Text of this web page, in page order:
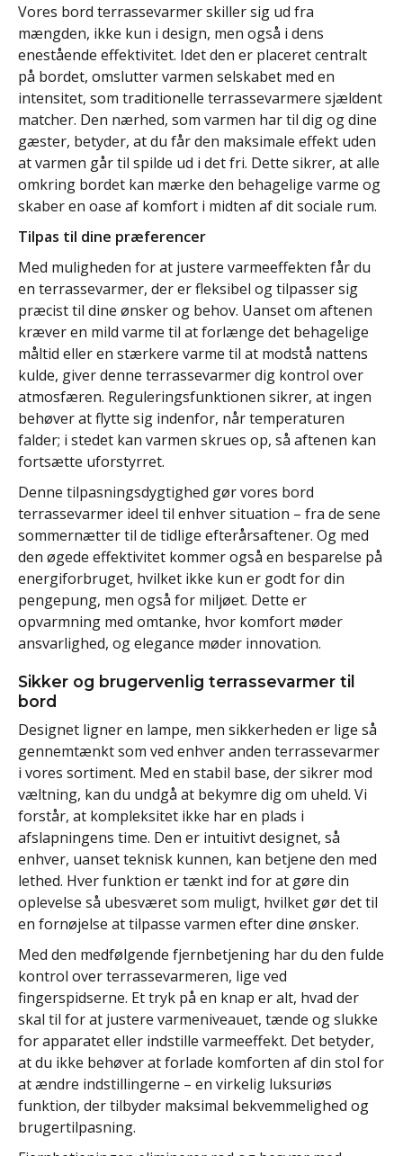
Vores bord terrassevarmer skiller sig ud fra
mængden, ikke kun i design, men også i dens
enestående effektivitet. Idet den er placeret centralt
på bordet, omslutter varmen selskabet med en
intensitet, som traditionelle terrassevarmere sjældent
matcher. Den nærhed, som varmen har til dig og dine
gæster, betyder, at du får den maksimale effekt uden
at varmen går til spilde ud i det fri. Dette sikrer, at alle
omkring bordet kan mærke den behagelige varme og
skaber en oase af komfort i midten af dit sociale rum.
Tilpas til dine præferencer
Med muligheden for at justere varmeeffekten får du
en terrassevarmer, der er fleksibel og tilpasser sig
præcist til dine ønsker og behov. Uanset om aftenen
kræver en mild varme til at forlænge det behagelige
måltid eller en stærkere varme til at modstå nattens
kulde, giver denne terrassevarmer dig kontrol over
atmosfæren. Reguleringsfunktionen sikrer, at ingen
behøver at flytte sig indenfor, når temperaturen
falder; i stedet kan varmen skrues op, så aftenen kan
fortsætte uforstyrret.
Denne tilpasningsdygtighed gør vores bord
terrassevarmer ideel til enhver situation – fra de sene
sommernætter til de tidlige efterårsaftener. Og med
den øgede effektivitet kommer også en besparelse på
energiforbruget, hvilket ikke kun er godt for din
pengepung, men også for miljøet. Dette er
opvarmning med omtanke, hvor komfort møder
ansvarlighed, og elegance møder innovation.
Sikker og brugervenlig terrassevarmer til
bord
Designet ligner en lampe, men sikkerheden er lige så
gennemtænkt som ved enhver anden terrassevarmer
i vores sortiment. Med en stabil base, der sikrer mod
væltning, kan du undgå at bekymre dig om uheld. Vi
forstår, at kompleksitet ikke har en plads i
afslapningens time. Den er intuitivt designet, så
enhver, uanset teknisk kunnen, kan betjene den med
lethed. Hver funktion er tænkt ind for at gøre din
oplevelse så ubesværet som muligt, hvilket gør det til
en fornøjelse at tilpasse varmen efter dine ønsker.
Med den medfølgende fjernbetjening har du den fulde
kontrol over terrassevarmeren, lige ved
fingerspidserne. Et tryk på en knap er alt, hvad der
skal til for at justere varmeniveauet, tænde og slukke
for apparatet eller indstille varmeeffekt. Det betyder,
at du ikke behøver at forlade komforten af din stol for
at ændre indstillingerne – en virkelig luksuriøs
funktion, der tilbyder maksimal bekvemmelighed og
brugertilpasning.